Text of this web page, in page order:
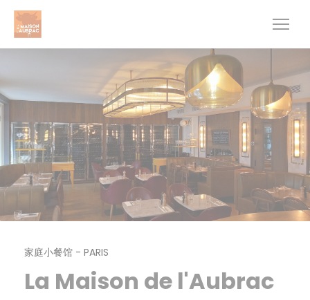
Cookie管理面板
家庭小餐馆 - PARIS
La Maison de l'Aubrac